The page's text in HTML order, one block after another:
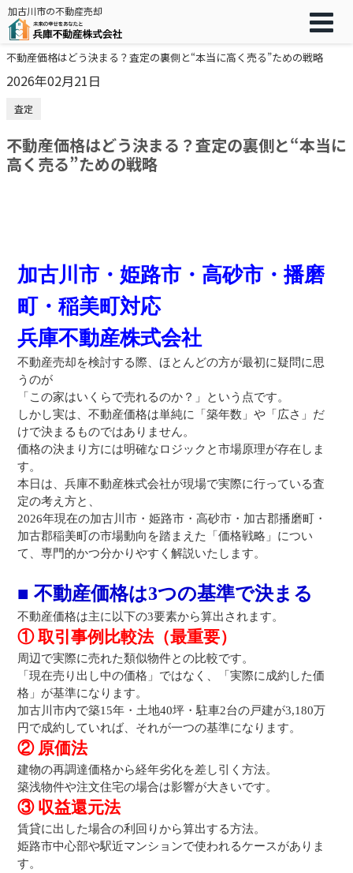
加古川市の不動産売却
不動産価格はどう決まる？査定の裏側と“本当に高く売る”ための戦略
2026年02月21日
査定
不動産価格はどう決まる？査定の裏側と“本当に
高く売る”ための戦略
加古川市・姫路市・高砂市・播磨
町・稲美町対応
兵庫不動産株式会社
不動産売却を検討する際、ほとんどの方が最初に疑問に思
うのが
「この家はいくらで売れるのか？」という点です。
しかし実は、不動産価格は単純に「築年数」や「広さ」だ
けで決まるものではありません。
価格の決まり方には明確なロジックと市場原理が存在しま
す。
本日は、兵庫不動産株式会社が現場で実際に行っている査
定の考え方と、
2026年現在の加古川市・姫路市・高砂市・加古郡播磨町・
加古郡稲美町の市場動向を踏まえた「価格戦略」につい
て、専門的かつ分かりやすく解説いたします。
■ 不動産価格は3つの基準で決まる
不動産価格は主に以下の3要素から算出されます。
① 取引事例比較法（最重要）
周辺で実際に売れた類似物件との比較です。
「現在売り出し中の価格」ではなく、「実際に成約した価
格」が基準になります。
加古川市内で築15年・土地40坪・駐車2台の戸建が3,180万
円で成約していれば、それが一つの基準になります。
② 原価法
建物の再調達価格から経年劣化を差し引く方法。
築浅物件や注文住宅の場合は影響が大きいです。
③ 収益還元法
賃貸に出した場合の利回りから算出する方法。
姫路市中心部や駅近マンションで使われるケースがありま
す。